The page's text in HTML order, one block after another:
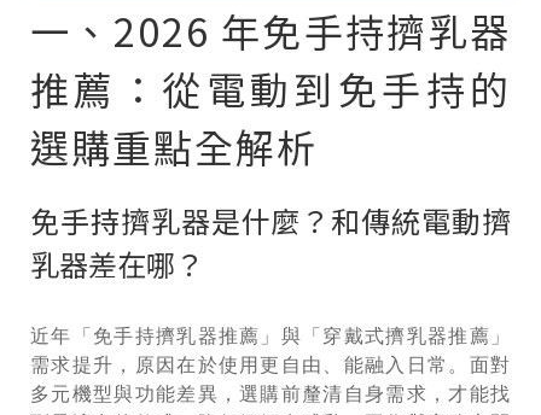
一、2026 年免手持擠乳器
推薦：從電動到免手持的
選購重點全解析
免手持擠乳器是什麼？和傳統電動擠
乳器差在哪？
近年「免手持擠乳器推薦」與「穿戴式擠乳器推薦」
需求提升，原因在於使用更自由、能融入日常。面對
多元機型與功能差異，選購前釐清自身需求，才能找